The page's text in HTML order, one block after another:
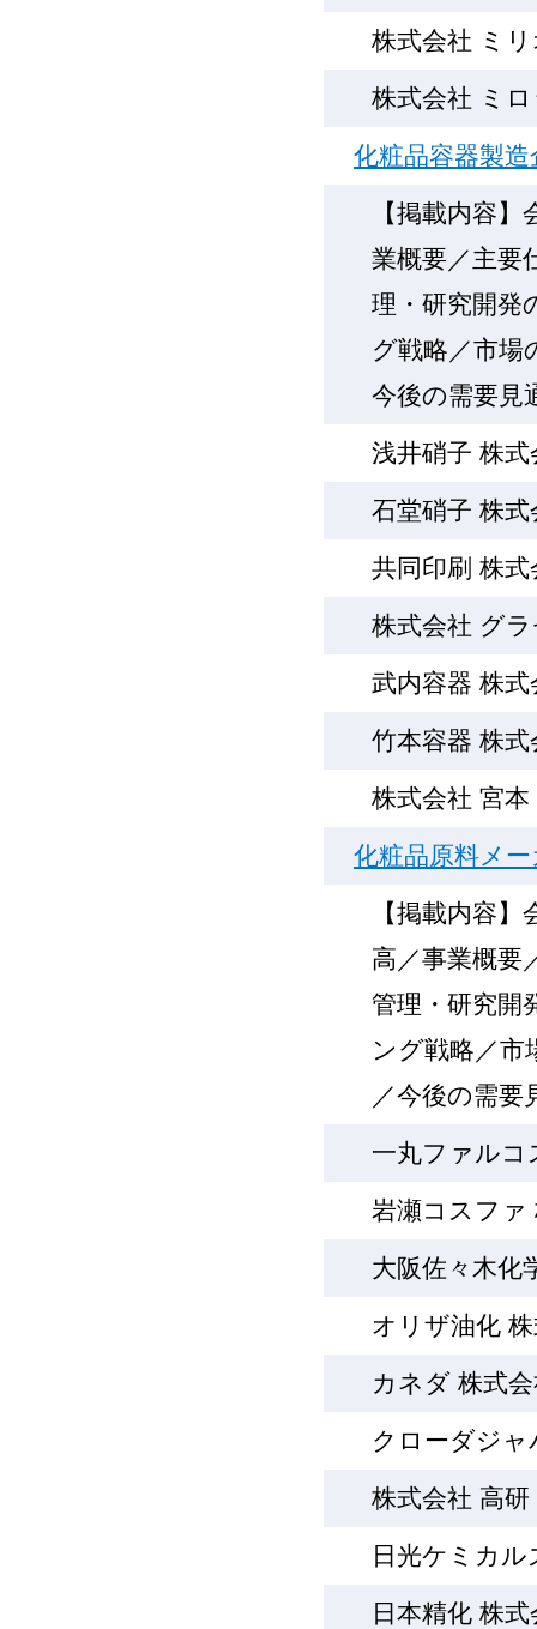
株式会社 ミ
株式会社 ミ
化粧品容器製
【掲載内容
業概要／主要
理・研究開発
グ戦略／市場
今後の需要見
浅井硝子 株式
石堂硝子 株式
共同印刷 株式
株式会社 グ
武内容器 株式
竹本容器 株式
株式会社 宮本
化粧品原料メ
【掲載内容
高／事業概要
管理・研究開
ング戦略／市
／今後の需要
一丸ファルコ
岩瀬コスファ
大阪佐々木化
オリザ油化
カネダ 株式
クローダジャ
株式会社 高研
日光ケミカル
日本精化 株式